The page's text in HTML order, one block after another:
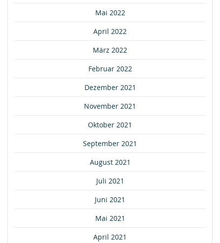
Mai 2022
April 2022
März 2022
Februar 2022
Dezember 2021
November 2021
Oktober 2021
September 2021
August 2021
Juli 2021
Juni 2021
Mai 2021
April 2021